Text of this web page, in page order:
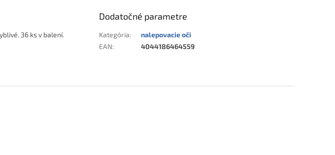
36 ks v balení.
Dodatočné parametre
Kategória:
nalepovacie oči
EAN: 4044186464559